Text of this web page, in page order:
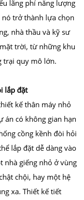
lãng phí năng lượng
trở thành lựa chọn
nhà thầu và kỹ sư
trời, từ những khu
trại quy mô lớn.
lắp đặt
kế thân máy nhỏ
án có không gian hạn
cồng kềnh đòi hỏi
lắp đặt dễ dàng vào
giếng nhỏ ở vùng
chội, hay một hệ
xa. Thiết kế tiết